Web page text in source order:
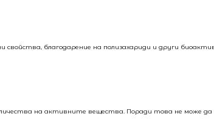
благодарение на полизахариди и други
на активните вещества. Поради това не може да